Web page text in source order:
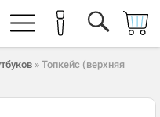
» Топкейс (верхняя